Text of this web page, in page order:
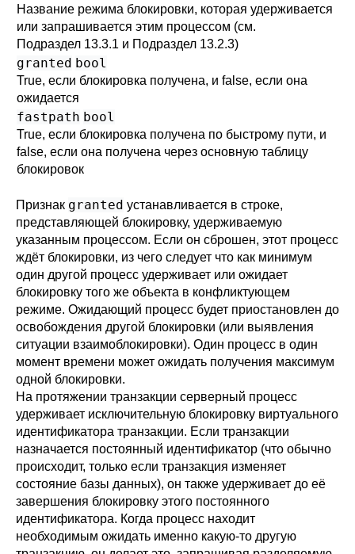
Название режима блокировки, которая удерживается
или запрашивается этим процессом (см.
Подраздел 13.3.1 и Подраздел 13.2.3)
granted bool
True, если блокировка получена, и false, если она
ожидается
fastpath bool
True, если блокировка получена по быстрому пути, и
false, если она получена через основную таблицу
блокировок
Признак granted устанавливается в строке,
представляющей блокировку, удерживаемую
указанным процессом. Если он сброшен, этот процесс
ждёт блокировки, из чего следует что как минимум
один другой процесс удерживает или ожидает
блокировку того же объекта в конфликтующем
режиме. Ожидающий процесс будет приостановлен до
освобождения другой блокировки (или выявления
ситуации взаимоблокировки). Один процесс в один
момент времени может ожидать получения максимум
одной блокировки.
На протяжении транзакции серверный процесс
удерживает исключительную блокировку виртуального
идентификатора транзакции. Если транзакции
назначается постоянный идентификатор (что обычно
происходит, только если транзакция изменяет
состояние базы данных), он также удерживает до её
завершения блокировку этого постоянного
идентификатора. Когда процесс находит
необходимым ожидать именно какую-то другую